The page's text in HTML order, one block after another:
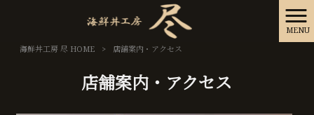
MENU
海鮮丼工房 尽 HOME > 店舗案内・アクセス
店舗案内・アクセス